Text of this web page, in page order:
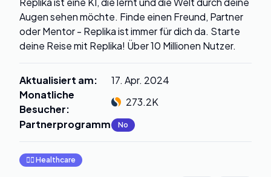
Augen sehen möchte. Finde einen Freund, Partner
oder Mentor - Replika ist immer für dich da. Starte
deine Reise mit Replika! Über 10 Millionen Nutzer.
Aktualisiert am:
17. Apr. 2024
Monatliche
Besucher:
273.2K
Partnerprogramm: No
👩‍⚕️ Healthcare